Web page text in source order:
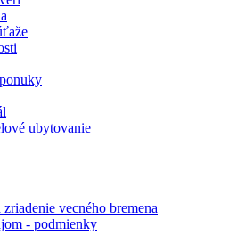
ubytovanie
vecného bremena
- podmienky